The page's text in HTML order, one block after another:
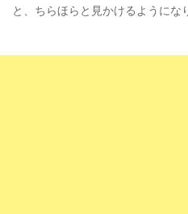
と、ちらほらと見かけるようにな